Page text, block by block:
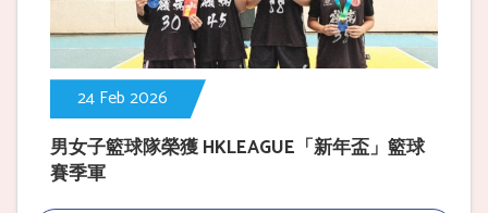
24 Feb 2026
男女子籃球隊榮獲 HKLEAGUE「新年盃」籃球
賽季軍